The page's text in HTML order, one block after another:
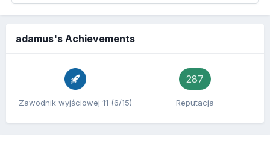
adamus's Achievements
Zawodnik wyjściowej 11 (6/15)
287
Reputacja